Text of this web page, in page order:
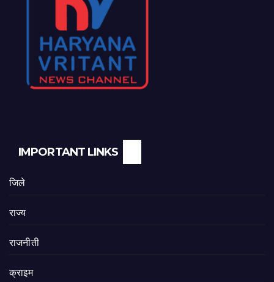
IMPORTANT LINKS
जिले
राज्य
राजनीती
क्राइम